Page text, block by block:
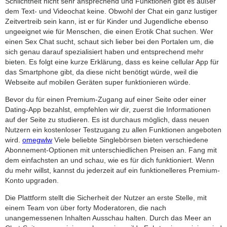
dem Text- und Videochat keine. Obwohl der Chat ein ganz lustiger
Zeitvertreib sein kann, ist er für Kinder und Jugendliche ebenso
ungeeignet wie für Menschen, die einen Erotik Chat suchen. Wer
einen Sex Chat sucht, schaut sich lieber bei den Portalen um, die
sich genau darauf spezialisiert haben und entsprechend mehr
bieten. Es folgt eine kurze Erklärung, dass es keine cellular App für
das Smartphone gibt, da diese nicht benötigt würde, weil die
Webseite auf mobilen Geräten super funktionieren würde.
Bevor du für einen Premium-Zugang auf einer Seite oder einer
Dating-App bezahlst, empfehlen wir dir, zuerst die Informationen
auf der Seite zu studieren. Es ist durchaus möglich, dass neuen
Nutzern ein kostenloser Testzugang zu allen Funktionen angeboten
wird. omegwlw Viele beliebte Singlebörsen bieten verschiedene
Abonnement-Optionen mit unterschiedlichen Preisen an. Fang mit
dem einfachsten an und schau, wie es für dich funktioniert. Wenn
du mehr willst, kannst du jederzeit auf ein funktionelleres Premium-
Konto upgraden.
Die Plattform stellt die Sicherheit der Nutzer an erste Stelle, mit
einem Team von über forty Moderatoren, die nach
unangemessenen Inhalten Ausschau halten. Durch das Meer an